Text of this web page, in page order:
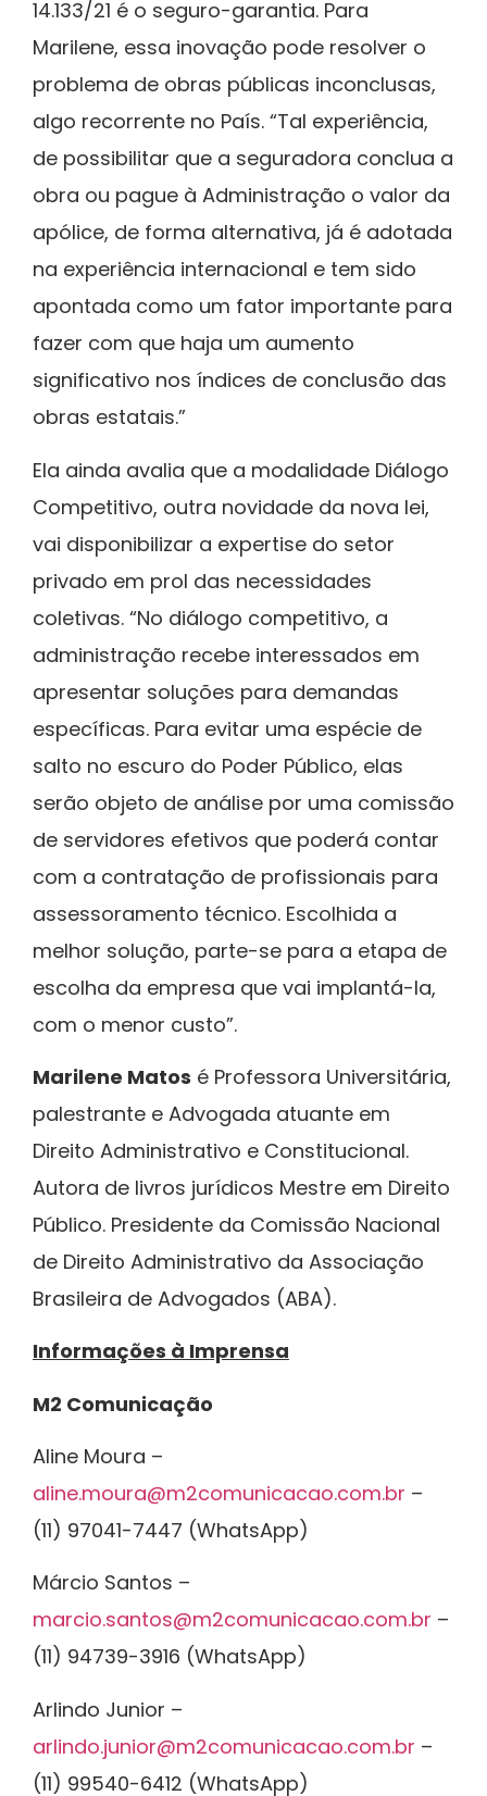
14.133/21 é o seguro-garantia. Para
Marilene, essa inovação pode resolver o
problema de obras públicas inconclusas,
algo recorrente no País. “Tal experiência,
de possibilitar que a seguradora conclua a
obra ou pague à Administração o valor da
apólice, de forma alternativa, já é adotada
na experiência internacional e tem sido
apontada como um fator importante para
fazer com que haja um aumento
significativo nos índices de conclusão das
obras estatais.”
Ela ainda avalia que a modalidade Diálogo
Competitivo, outra novidade da nova lei,
vai disponibilizar a expertise do setor
privado em prol das necessidades
coletivas. “No diálogo competitivo, a
administração recebe interessados em
apresentar soluções para demandas
específicas. Para evitar uma espécie de
salto no escuro do Poder Público, elas
serão objeto de análise por uma comissão
de servidores efetivos que poderá contar
com a contratação de profissionais para
assessoramento técnico. Escolhida a
melhor solução, parte-se para a etapa de
escolha da empresa que vai implantá-la,
com o menor custo”.
Marilene Matos é Professora Universitária,
palestrante e Advogada atuante em
Direito Administrativo e Constitucional.
Autora de livros jurídicos Mestre em Direito
Público. Presidente da Comissão Nacional
de Direito Administrativo da Associação
Brasileira de Advogados (ABA).
Informações à Imprensa
M2 Comunicação
Aline Moura –
aline.moura@m2comunicacao.com.br –
(11) 97041-7447 (WhatsApp)
Márcio Santos –
marcio.santos@m2comunicacao.com.br –
(11) 94739-3916 (WhatsApp)
Arlindo Junior –
arlindo.junior@m2comunicacao.com.br –
(11) 99540-6412 (WhatsApp)